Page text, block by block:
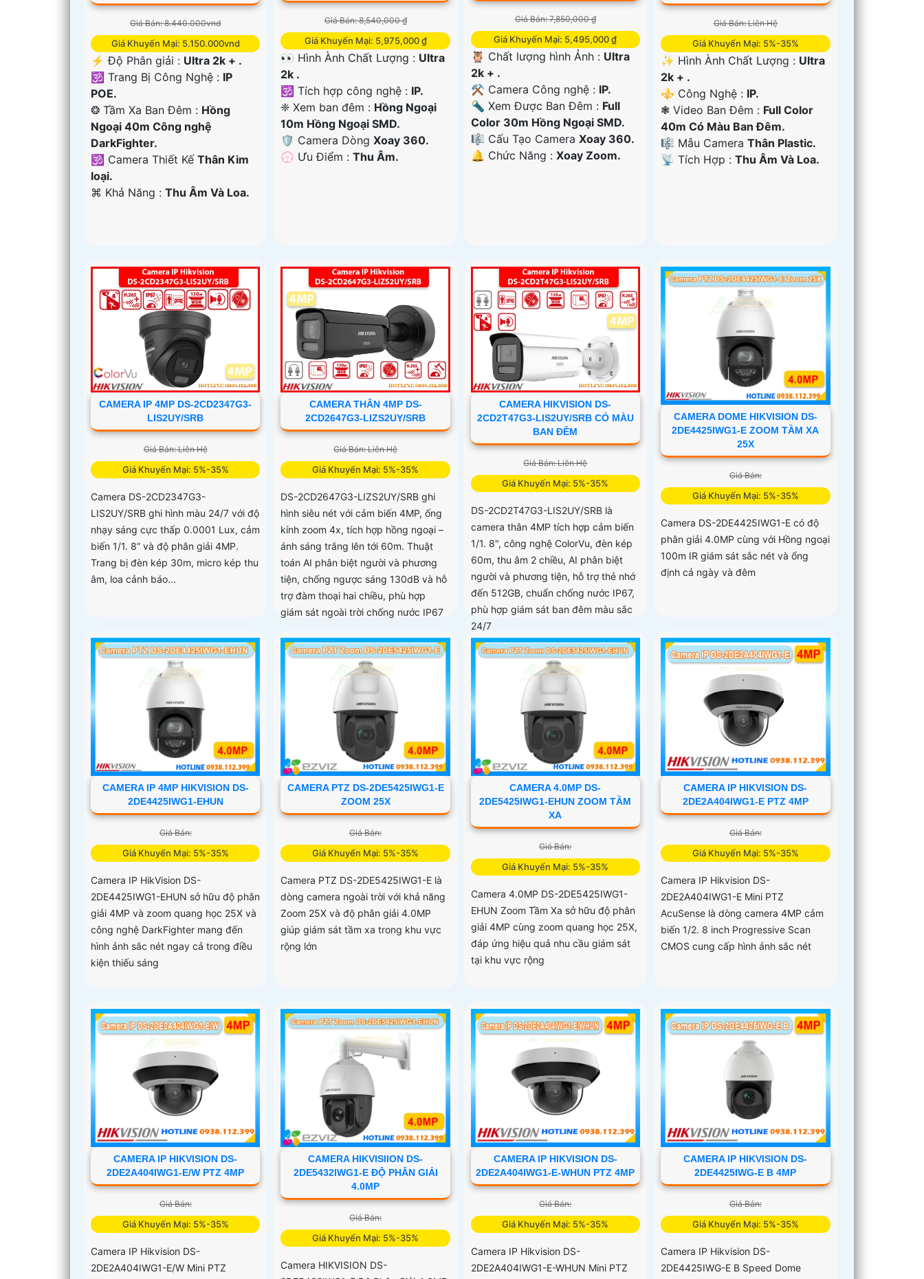
Giá Bán: 8.440.000vnd
Giá Khuyến Mại: 5.150.000vnd
️⚡ Độ Phân giải : Ultra 2k + .
🕉️ Trang Bị Công Nghệ : IP
POE.
❂ Tầm Xa Ban Đêm : Hồng
Ngoại 40m Công nghệ
DarkFighter.
🕉️ Camera Thiết Kế Thân Kim
loại.
️⌘ Khả Năng : Thu Âm Và Loa.
Giá Bán: 8,540,000 ₫
Giá Khuyến Mại: 5,975,000 ₫
👀 Hình Ành Chất Lượng : Ultra
2k .
🕉️ Tích hợp công nghệ : IP.
❈ Xem ban đêm : Hồng Ngoại
10m Hồng Ngoại SMD.
🛡 Camera DòngXoay 360.
️💮 Ưu Điểm :Thu Âm.
Giá Bán: 7,850,000 ₫
Giá Khuyến Mại: 5,495,000 ₫
🦉 Chất lượng hình Ảnh : Ultra
2k + .
⚒ Camera Công nghệ : IP.
🔦 Xem Được Ban Đêm : Full
Color 30m Hồng Ngoại SMD.
🎼️ Cấu Tạo Camera Xoay 360.
️🔔 Chức Năng : Xoay Zoom.
Giá Bán: Liên Hệ
Giá Khuyến Mại: 5%-35%
✨ Hình Ành Chất Lượng : Ultra
2k + .
⚜️ Công Nghệ : IP.
❃ Video Ban Đêm : Full Color
40m Có Màu Ban Ðêm.
🎼️ Mẫu CameraThân Plastic.
️📡 Tích Hợp :Thu Âm Và Loa.
CAMERA IP 4MP DS-2CD2347G3-
LIS2UY/SRB
Giá Bán: Liên Hệ
Giá Khuyến Mại: 5%-35%
Camera DS-2CD2347G3-
LIS2UY/SRB ghi hình màu 24/7 với độ
nhạy sáng cực thấp 0.0001 Lux, cảm
biến 1/1. 8” và độ phân giải 4MP.
Trang bị đèn kép 30m, micro kép thu
âm, loa cảnh báo...
CAMERA THÂN 4MP DS-
2CD2647G3-LIZS2UY/SRB
Giá Bán: Liên Hệ
Giá Khuyến Mại: 5%-35%
DS-2CD2647G3-LIZS2UY/SRB ghi
hình siêu nét với cảm biến 4MP, ống
kính zoom 4x, tích hợp hồng ngoại –
ánh sáng trắng lên tới 60m. Thuật
toán AI phân biệt người và phương
tiện, chống ngược sáng 130dB và hỗ
trợ đàm thoại hai chiều, phù hợp
giám sát ngoài trời chống nước IP67
CAMERA HIKVISION DS-
2CD2T47G3-LIS2UY/SRB CÓ MÀU
BAN ĐÊM
Giá Bán: Liên Hệ
Giá Khuyến Mại: 5%-35%
DS-2CD2T47G3-LIS2UY/SRB là
camera thân 4MP tích hợp cảm biến
1/1. 8", công nghệ ColorVu, đèn kép
60m, thu âm 2 chiều, AI phân biệt
người và phương tiện, hỗ trợ thẻ nhớ
đến 512GB, chuẩn chống nước IP67,
phù hợp giám sát ban đêm màu sắc
24/7
CAMERA DOME HIKVISION DS-
2DE4425IWG1-E ZOOM TẦM XA
25X
Giá Bán:
Giá Khuyến Mại: 5%-35%
Camera DS-2DE4425IWG1-E có độ
phân giải 4.0MP cùng với Hồng ngoại
100m IR giám sát sắc nét và ổng
định cả ngày và đêm
CAMERA IP 4MP HIKVISION DS-
2DE4425IWG1-EHUN
Giá Bán:
Giá Khuyến Mại: 5%-35%
Camera IP HikVision DS-
2DE4425IWG1-EHUN sở hữu độ phân
giải 4MP và zoom quang học 25X và
công nghệ DarkFighter mang đến
hình ảnh sắc nét ngay cả trong điều
kiện thiếu sáng
CAMERA PTZ DS-2DE5425IWG1-E
ZOOM 25X
Giá Bán:
Giá Khuyến Mại: 5%-35%
Camera PTZ DS-2DE5425IWG1-E là
dòng camera ngoài trời với khả năng
Zoom 25X và độ phân giải 4.0MP
giúp giám sát tầm xa trong khu vực
rộng lớn
CAMERA 4.0MP DS-
2DE5425IWG1-EHUN ZOOM TẦM
XA
Giá Bán:
Giá Khuyến Mại: 5%-35%
Camera 4.0MP DS-2DE5425IWG1-
EHUN Zoom Tầm Xa sở hữu độ phân
giải 4MP cùng zoom quang học 25X,
đáp ứng hiệu quả nhu cầu giám sát
tại khu vực rộng
CAMERA IP HIKVISION DS-
2DE2A404IWG1-E PTZ 4MP
Giá Bán:
Giá Khuyến Mại: 5%-35%
Camera IP Hikvision DS-
2DE2A404IWG1-E Mini PTZ
AcuSense là dòng camera 4MP cảm
biến 1/2. 8 inch Progressive Scan
CMOS cung cấp hình ảnh sắc nét
CAMERA IP HIKVISION DS-
2DE2A404IWG1-E/W PTZ 4MP
Giá Bán:
Giá Khuyến Mại: 5%-35%
Camera IP Hikvision DS-
2DE2A404IWG1-E/W Mini PTZ
CAMERA HIKVISIION DS-
2DE5432IWG1-E ĐỘ PHÂN GIẢI
4.0MP
Giá Bán:
Giá Khuyến Mại: 5%-35%
Camera HIKVISION DS-
CAMERA IP HIKVISION DS-
2DE2A404IWG1-E-WHUN PTZ 4MP
Giá Bán:
Giá Khuyến Mại: 5%-35%
Camera IP Hikvision DS-
2DE2A404IWG1-E-WHUN Mini PTZ
CAMERA IP HIKVISION DS-
2DE4425IWG-E B 4MP
Giá Bán:
Giá Khuyến Mại: 5%-35%
Camera IP Hikvision DS-
2DE4425IWG-E B Speed Dome